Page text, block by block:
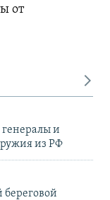
от
и
из РФ